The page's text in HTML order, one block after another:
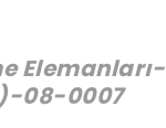
Elemanları-
08-0007